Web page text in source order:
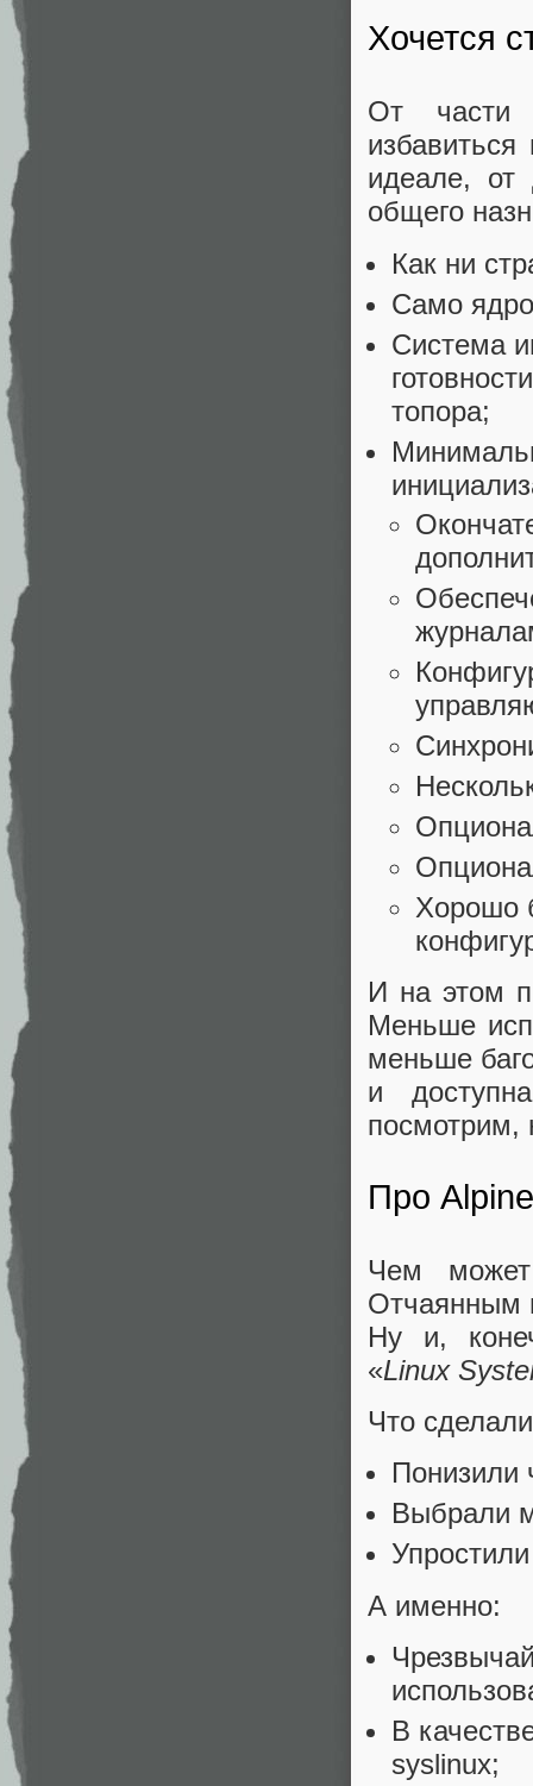
Хочется
От части
идеале, от
общего
Как ни
Само
Система
топора;
Хорошо
И на этом
Меньше
меньше
и
посмотрим,
Про Alpine
Чем может
Отчаянным
Ну и,
«Linux
Что
Понизили
Выбрали
А именно:
В
syslinux;